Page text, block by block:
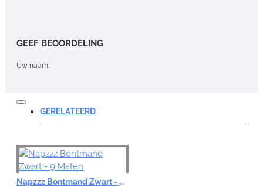
GEEF BEOORDELING
Uw naam:
Opmerking:
Note:HTML-code wordt niet vertaald!
GERELATEERD
Napzzz Bontmand Zwart - 9 Maten